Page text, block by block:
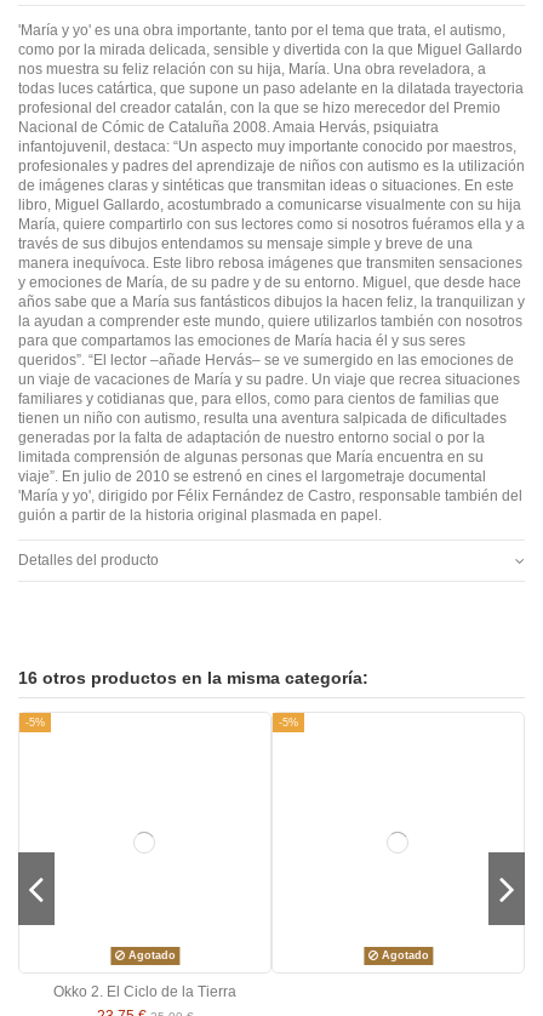
'María y yo' es una obra importante, tanto por el tema que trata, el autismo,
como por la mirada delicada, sensible y divertida con la que Miguel Gallardo
nos muestra su feliz relación con su hija, María. Una obra reveladora, a
todas luces catártica, que supone un paso adelante en la dilatada trayectoria
profesional del creador catalán, con la que se hizo merecedor del Premio
Nacional de Cómic de Cataluña 2008. Amaia Hervás, psiquiatra
infantojuvenil, destaca: “Un aspecto muy importante conocido por maestros,
profesionales y padres del aprendizaje de niños con autismo es la utilización
de imágenes claras y sintéticas que transmitan ideas o situaciones. En este
libro, Miguel Gallardo, acostumbrado a comunicarse visualmente con su hija
María, quiere compartirlo con sus lectores como si nosotros fuéramos ella y a
través de sus dibujos entendamos su mensaje simple y breve de una
manera inequívoca. Este libro rebosa imágenes que transmiten sensaciones
y emociones de María, de su padre y de su entorno. Miguel, que desde hace
años sabe que a María sus fantásticos dibujos la hacen feliz, la tranquilizan y
la ayudan a comprender este mundo, quiere utilizarlos también con nosotros
para que compartamos las emociones de María hacia él y sus seres
queridos”. “El lector –añade Hervás– se ve sumergido en las emociones de
un viaje de vacaciones de María y su padre. Un viaje que recrea situaciones
familiares y cotidianas que, para ellos, como para cientos de familias que
tienen un niño con autismo, resulta una aventura salpicada de dificultades
generadas por la falta de adaptación de nuestro entorno social o por la
limitada comprensión de algunas personas que María encuentra en su
viaje”. En julio de 2010 se estrenó en cines el largometraje documental
'María y yo', dirigido por Félix Fernández de Castro, responsable también del
guión a partir de la historia original plasmada en papel.
Detalles del producto
16 otros productos en la misma categoría:
-5%
Agotado
Okko 2. El Ciclo de la Tierra
-5%
Agotado